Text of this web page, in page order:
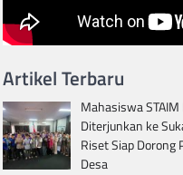
Artikel Terbaru
Mahasiswa
Diterjunkan ke
Riset Siap Dorong
Desa